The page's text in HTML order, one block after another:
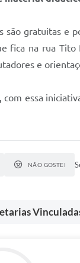
são gratuitas e
fica na rua Tito
e
com essa
NÃO GOSTEI